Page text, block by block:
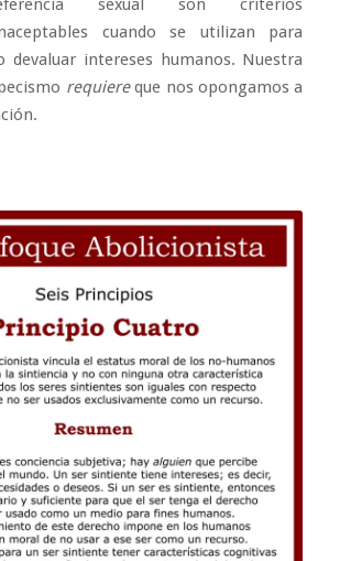
sexual son criterios
cuando se utilizan para
devaluar intereses humanos. Nuestra
requiereque nos opongamos a